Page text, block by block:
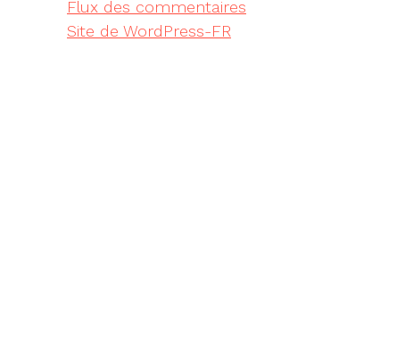
Flux des commentaires
Site de WordPress-FR